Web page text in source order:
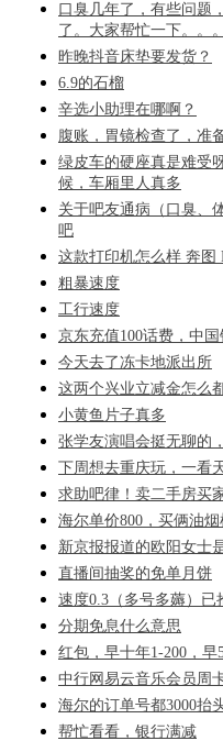
口臭几年了，有些问题
了。大家帮忙一下。。
昨晚抖音床垫要发货？
6.9的石榴
辛选小助理在哪啊？
腹账，胃镜检查了，准
绿皮车的硬座真是难受
候，车厢里人真多
关于吧友通病（口臭、
吧
这款打印机怎么样 奔图
粗暴速度
工行速度
京东充值100话费，中
今天去了冻卡地派出所
这两个兴业立减金怎么
小黄鱼片子真多
张学友演唱会挺无聊的
下周想去重庆玩，一看
求助吧律！卖二手房买
海尔单价800，买俩油
新京报报道的欧阳女士
直播间抽奖的免单月饼
速度0.3（多号多薅）已
分期免息什么意思
红包，早十年1-200，早
中行网易云音乐会员周
海尔的订单号都3000抬
帮忙看看，银行满减